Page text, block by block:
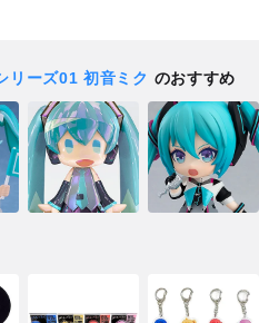
リーズ01 初音ミク のおすすめ